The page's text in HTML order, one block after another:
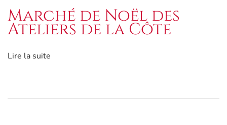
Marché de Noël des
Ateliers de la Côte
Lire la suite